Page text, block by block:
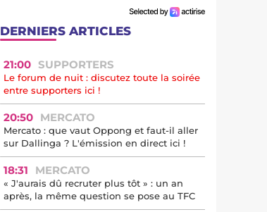
DERNIERS ARTICLES
21:00 SUPPORTERS
Le forum de nuit : discutez toute la soirée
entre supporters ici !
20:50 MERCATO
Mercato : que vaut Oppong et faut-il aller
sur Dallinga ? L'émission en direct ici !
18:31 MERCATO
« J'aurais dû recruter plus tôt » : un an
après, la même question se pose au TFC